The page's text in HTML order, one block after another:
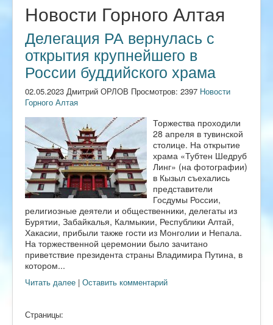
Новости Горного Алтая
Делегация РА вернулась с
открытия крупнейшего в
России буддийского храма
02.05.2023 Дмитрий ОРЛОВ Просмотров: 2397 Новости
Горного Алтая
Торжества проходили
28 апреля в тувинской
столице. На открытие
храма «Тубтен Шедруб
Линг» (на фотографии)
в Кызыл съехались
представители
Госдумы России,
религиозные деятели и общественники, делегаты из
Бурятии, Забайкалья, Калмыкии, Республики Алтай,
Хакасии, прибыли также гости из Монголии и Непала.
На торжественной церемонии было зачитано
приветствие президента страны Владимира Путина, в
котором...
Читать далее | Оставить комментарий
Страницы: